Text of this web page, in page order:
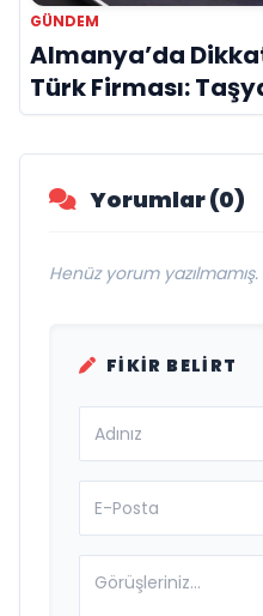
GÜNDEM
Almanya’da
Türk Firması:
Yorumlar (0)
Henüz yorum
FIKIR BELIRT